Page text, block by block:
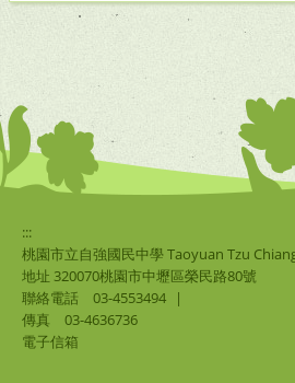
:::
桃園市立自強國民中學 Taoyuan Tzu
地址 320070桃園市中壢區榮民路80號
聯絡電話
03-4553494
|
傳真
03-4636736
電子信箱